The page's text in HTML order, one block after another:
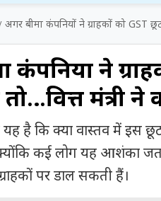
अगर बीमा कंपनियों ने ग्राहकों को GST
कंपनियों ने
तो…वित्त मंत्री
है कि क्या वास्तव में इस
कई लोग यह आशंका
पर डाल सकती हैं।